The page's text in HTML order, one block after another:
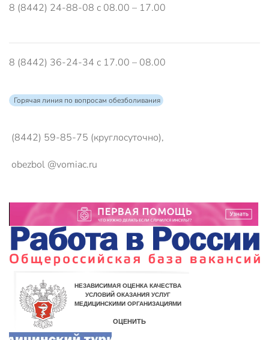
8 (8442) 24-88-08 с 08.00 – 17.00
8 (8442) 36-24-34 с 17.00 – 08.00
Горячая линия по вопросам обезболивания
(8442) 59-85-75 (круглосуточно),
obezbol @vomiac.ru